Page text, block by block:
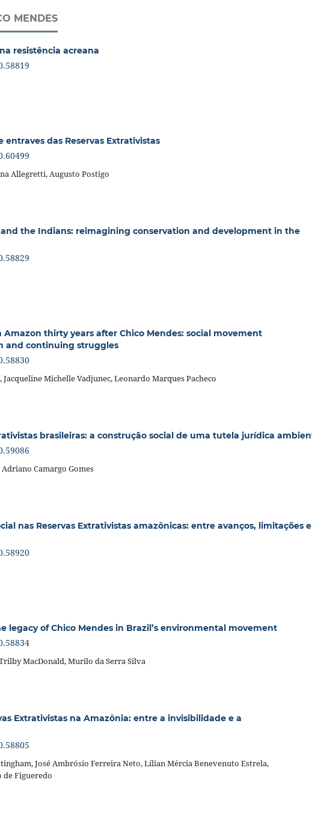
MENDES
resistência acreana
entraves das Reservas Extrativistas
Allegretti, Augusto Postigo
the Indians: reimagining conservation and development in the
Amazon thirty years after Chico Mendes: social movement
and continuing struggles
Michelle Vadjunec, Leonardo Marques Pacheco
brasileiras: a construção social de uma tutela jurídica
Camargo Gomes
nas Reservas Extrativistas amazônicas: entre avanços, limitações e
legacy of Chico Mendes in Brazil’s environmental movement
MacDonald, Murilo da Serra Silva
Extrativistas na Amazônia: entre a invisibilidade e a
José Ambrósio Ferreira Neto, Lílian Mércia Benevenuto Estrela,
de Figueredo